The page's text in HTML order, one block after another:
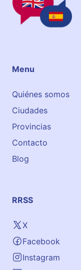
Menu
Quiénes somos
Ciudades
Provincias
Contacto
Blog
RRSS
X
Facebook
Instagram